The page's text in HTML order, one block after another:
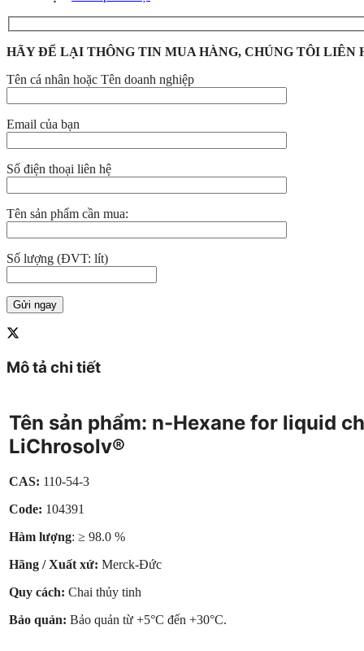
HÃY ĐỂ LẠI THÔNG TIN MUA HÀNG, CHÚNG TÔI LIÊN
Tên cá nhân hoặc Tên doanh nghiệp
Email của bạn
Số điện thoại liên hệ
Tên sản phẩm cần mua:
Số lượng (ĐVT: lít)
Mô tả chi tiết
Tên sản phẩm: n-Hexane for liquid
LiChrosolv®
CAS: 110-54-3
Code: 104391
Hàm lượng: ≥ 98.0 %
Hãng / Xuất xứ: Merck-Đức
Quy cách: Chai thủy tinh
Bảo quản: Bảo quản từ +5°C đến +30°C.